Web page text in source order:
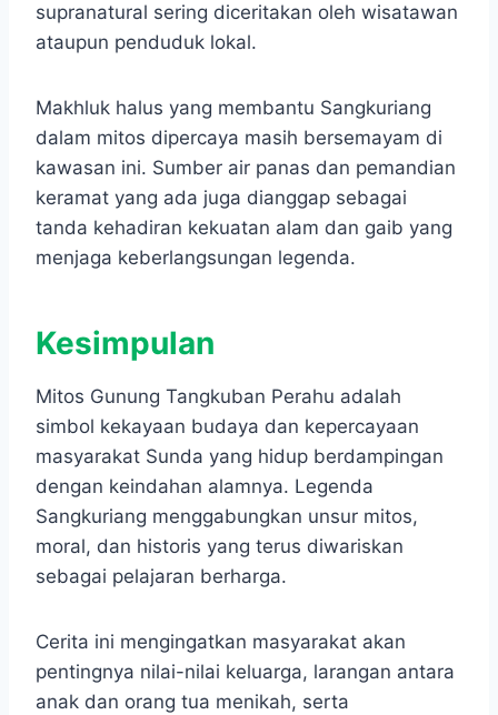
supranatural sering diceritakan oleh wisatawan
ataupun penduduk lokal.
Makhluk halus yang membantu Sangkuriang
dalam mitos dipercaya masih bersemayam di
kawasan ini. Sumber air panas dan pemandian
keramat yang ada juga dianggap sebagai
tanda kehadiran kekuatan alam dan gaib yang
menjaga keberlangsungan legenda.
Kesimpulan
Mitos Gunung Tangkuban Perahu adalah
simbol kekayaan budaya dan kepercayaan
masyarakat Sunda yang hidup berdampingan
dengan keindahan alamnya. Legenda
Sangkuriang menggabungkan unsur mitos,
moral, dan historis yang terus diwariskan
sebagai pelajaran berharga.
Cerita ini mengingatkan masyarakat akan
pentingnya nilai-nilai keluarga, larangan antara
anak dan orang tua menikah, serta